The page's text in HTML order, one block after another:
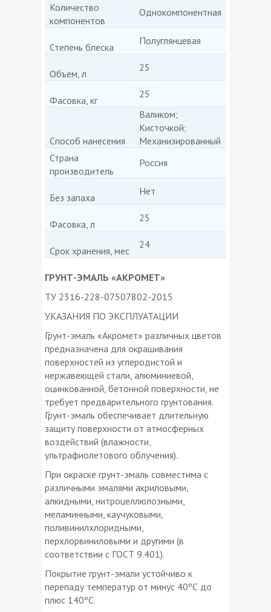
Количество
компонентов
Однокомпонентная
Степень блеска
Полуглянцевая
Объем, л
25
Фасовка, кг
25
Способ нанесения
Валиком;
Кисточкой;
Механизированный
Страна
производитель
Россия
Без запаха
Нет
Фасовка, л
25
Срок хранения, мес
24
ГРУНТ-ЭМАЛЬ «АКРОМЕТ»
ТУ 2316-228-07507802-2015
УКАЗАНИЯ ПО ЭКСПЛУАТАЦИИ
Грунт-эмаль «Акромет» различных цветов
предназначена для окрашивания
поверхностей из углеродистой и
нержавеющей стали, алюминиевой,
оцинкованной, бетонной поверхности, не
требует предварительного грунтования.
Грунт-эмаль обеспечивает длительную
защиту поверхности от атмосферных
воздействий (влажности,
ультрафиолетового облучения).
При окраске грунт-эмаль совместима с
различными эмалями акриловыми,
алкидными, нитроцеллюлозными,
меламинными, каучуковыми,
поливинилхлоридными,
перхлорвиниловыми и другими (в
соответствии с ГОСТ 9.401).
Покрытие грунт-эмали устойчиво к
перепаду температур от минус 40ºС до
плюс 140ºС.